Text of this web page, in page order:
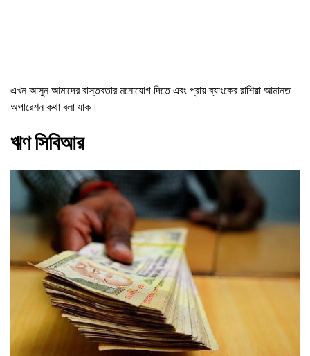
এখন আসুন আমাদের বাস্তবতার মনোযোগ দিতে এবং প্রায় ব্যাংকের রাশিয়া আমানত
অপারেশন কথা বলা যাক।
ঋণ সিবিআর